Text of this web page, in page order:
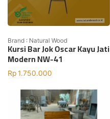
Brand : Natural Wood
Kursi Bar Jok Oscar Kayu Jati
Modern NW-41
Rp1.750.000